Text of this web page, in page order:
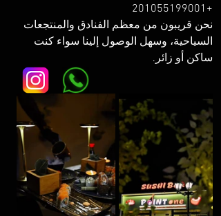
+201055199001
نحن قريبون من معظم الفنادق والمنتجعات
السياحية، وسهل الوصول إلينا سواء كنت
ساكن أو زائر.